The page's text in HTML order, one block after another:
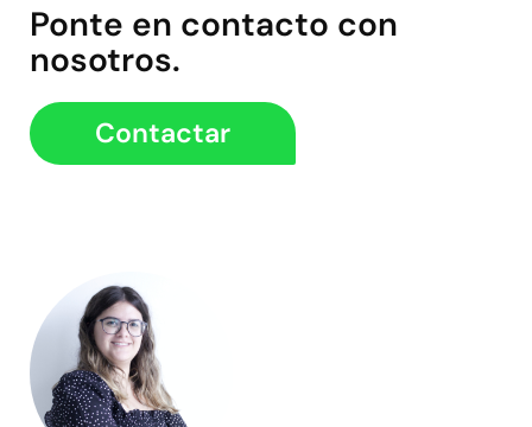
Ponte en contacto con
nosotros.
Contactar